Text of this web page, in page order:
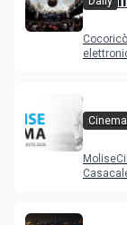
Cinema